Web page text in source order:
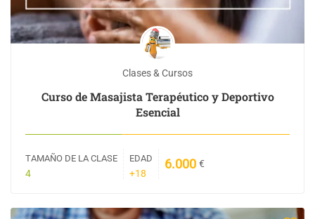
Clases & Cursos
Curso de Masajista Terapéutico y Deportivo
Esencial
TAMAÑO DE LA CLASE
4
EDAD
+18
6.000 €